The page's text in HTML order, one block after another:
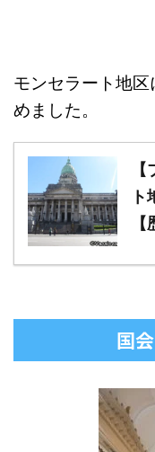
モンセラート地
めました。
国